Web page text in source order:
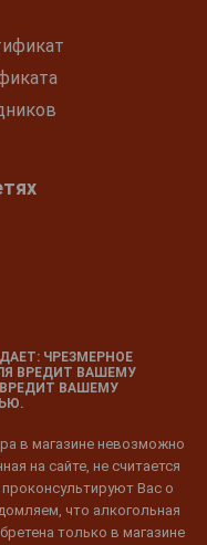
ЧРЕЗМЕРНОЕ
ВРЕДИТ ВАШЕМУ
ВАШЕМУ
в магазине невозможно
на сайте, не считается
Вас о
что алкогольная
только в магазине